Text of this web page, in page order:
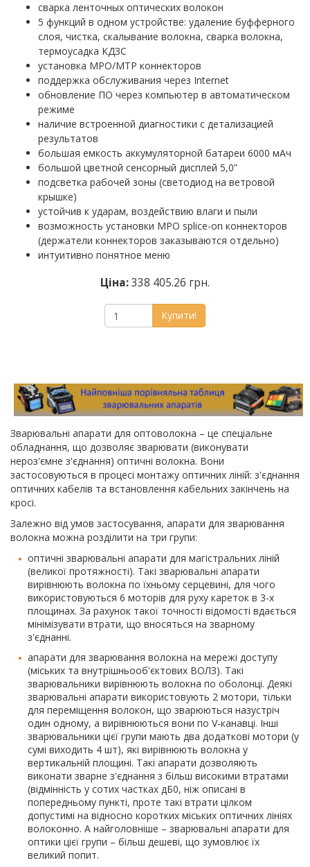
сварка ленточных оптических волокон
5 функций в одном устройстве: удаление буфферного
слоя, чистка, скалывание волокна, сварка волокна,
термоусадка КДЗС
установка MPO/MTP коннекторов
поддержка обслуживания через Internet
обновление ПО через компьютер в автоматическом
режиме
наличие встроенной диагностики с детализацией
результатов
большая емкость аккумуляторной батареи 6000 мАч
большой цветной сенсорный дисплей 5,0”
подсветка рабочей зоны (светодиод на ветровой
крышке)
устойчив к ударам, воздействию влаги и пыли
возможность установки MPO splice-on коннекторов
(держатели коннекторов заказываются отдельно)
интуитивно понятное меню
Ціна:338 405.26 грн.
Купити!
Зварювальні апарати для оптоволокна – це спеціальне
обладнання, що дозволяє зварювати (виконувати
нероз'ємне з'єднання) оптичні волокна. Вони
застосовуються в процесі монтажу оптичних ліній: з'єднання
оптичних кабелів та встановлення кабельних закінчень на
кросі.
Залежно від умов застосування, апарати для зварювання
волокна можна розділити на три групи:
оптичні зварювальні апарати для магістральних ліній
(великої протяжності). Такі зварювальні апарати
вирівнюють волокна по їхньому серцевині, для чого
використовуються 6 моторів для руху кареток в 3-х
площинах. За рахунок такої точності відомості вдається
мінімізувати втрати, що вносяться на зварному
з'єднанні.
апарати для зварювання волокна на мережі доступу
(міських та внутрішньооб'єктових ВОЛЗ). Такі
зварювальники вирівнюють волокна по оболонці. Деякі
зварювальні апарати використовують 2 мотори, тільки
для переміщення волокон, що зварюються назустріч
один одному, а вирівнюються вони по V-канавці. Інші
зварювальники цієї групи мають два додаткові мотори (у
сумі виходить 4 шт), які вирівнюють волокна у
вертикальній площині. Такі апарати дозволяють
виконати зварне з'єднання з більш високими втратами
(відмінність у сотих частках дБ0, ніж описані в
попередньому пункті, проте такі втрати цілком
допустимі на відносно коротких міських оптичних лініях
волоконно. А найголовніше – зварювальні апарати для
оптики цієї групи – більш дешеві, що зумовлює їх
великий попит.